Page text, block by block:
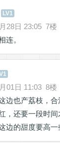
LV1
28日 23:05 7楼
连。
01日 11:03 8楼
边也产荔枝，
，还要一段时
边的甜度要高一